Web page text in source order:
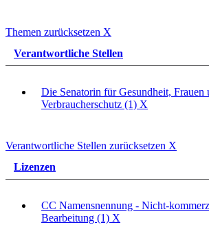
Themen zurücksetzen X
Verantwortliche Stellen
Die Senatorin für Gesundheit, Frauen
Verbraucherschutz (1) X
Verantwortliche Stellen zurücksetzen X
Lizenzen
CC Namensnennung - Nicht-
Bearbeitung (1) X